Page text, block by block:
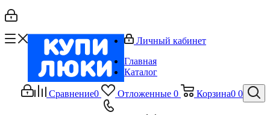
Сравнение0 Отложенные 0 Корзина0 0
Личный кабинет
Главная
Каталог